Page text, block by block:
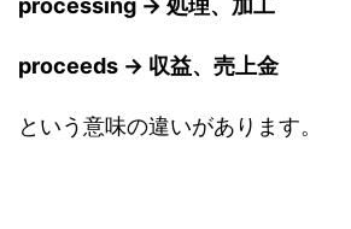
proceeds → 収益、売上金
という意味の違いがあります。